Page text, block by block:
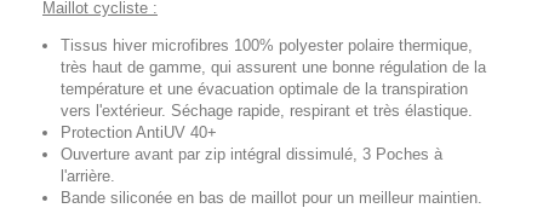
Maillot cycliste :
Tissus hiver microfibres 100% polyester polaire thermique,
très haut de gamme, qui assurent une bonne régulation de la
température et une évacuation optimale de la transpiration
vers l'extérieur. Séchage rapide, respirant et très élastique.
Protection AntiUV 40+
Ouverture avant par zip intégral dissimulé, 3 Poches à
l'arrière.
Bande siliconée en bas de maillot pour un meilleur maintien.